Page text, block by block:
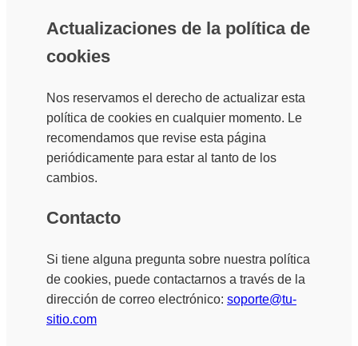
Actualizaciones de la política de
cookies
Nos reservamos el derecho de actualizar esta
política de cookies en cualquier momento. Le
recomendamos que revise esta página
periódicamente para estar al tanto de los
cambios.
Contacto
Si tiene alguna pregunta sobre nuestra política
de cookies, puede contactarnos a través de la
dirección de correo electrónico: soporte@tu-
sitio.com